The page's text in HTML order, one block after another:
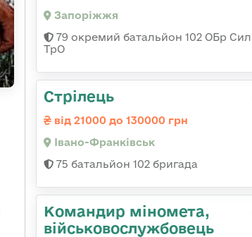
Запоріжжя
79 окремий батальйон 102 ОБр Сил
ТрО
Стрілець
від 21000 до 130000 грн
Івано-Франківськ
75 батальйон 102 бригада
Командиp міномета,
військовослужбовець